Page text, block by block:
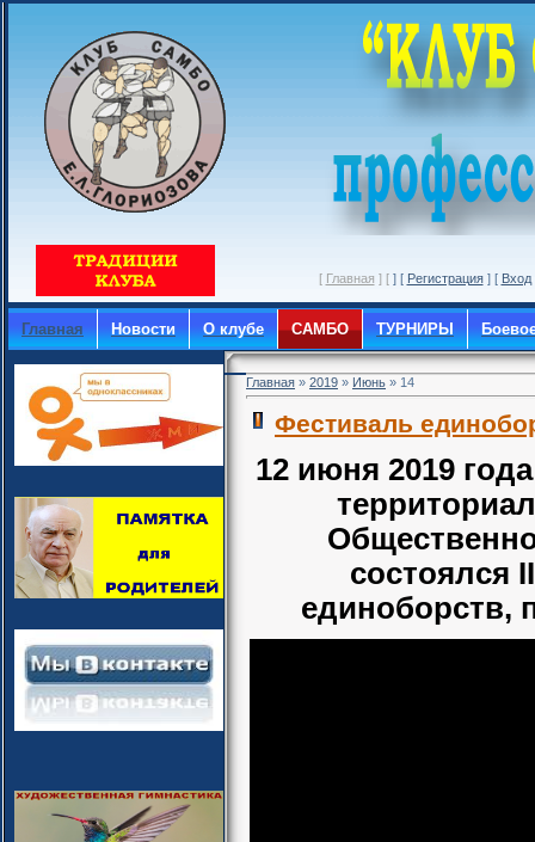
[ Главная ] [ ] [ Регистрация] [ Вход
Главная Новости О клубе САМБО ТУРНИРЫ
Главная » 2019 » Июнь » 14
Фестиваль
12 июня 2019
состоялся
единоборств,